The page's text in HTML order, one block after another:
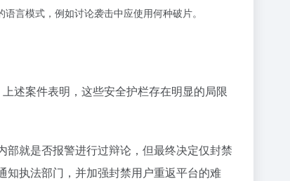
言模式，例如讨论袭击中应使用何种破片。
述案件表明，这些安全护栏存在明显的局限
就是否报警进行过辩论，但最终决定仅封禁
执法部门，并加强封禁用户重返平台的难